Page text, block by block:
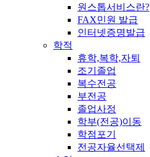
원스톱서비스란?
FAX민원 발급
인터넷증명발급
학적
휴학,복학,자퇴
조기졸업
복수전공
부전공
졸업사정
학부(전공)이동
학점포기
전공자율선택제